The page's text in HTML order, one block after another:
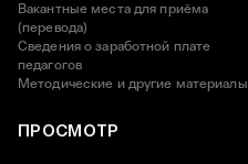
Вакантные места для приёма
(перевода)
Сведения о заработной плате
педагогов
Методические и другие материалы
ПРОСМОТР